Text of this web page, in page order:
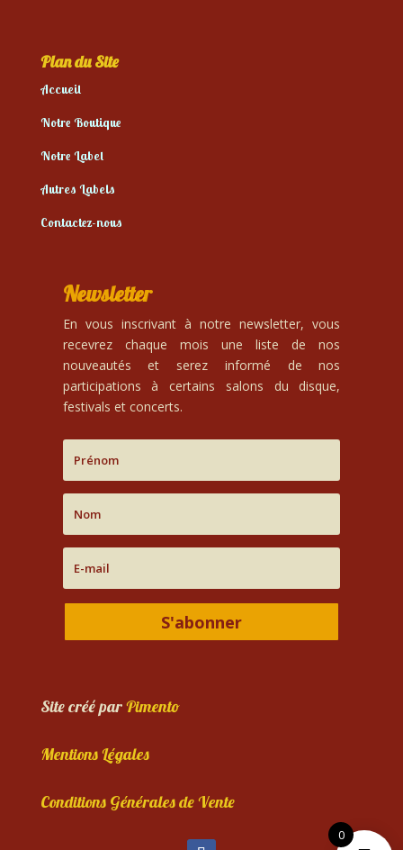
Plan du Site
Accueil
Notre Boutique
Notre Label
Autres Labels
Contactez-nous
Newsletter
En vous inscrivant à notre newsletter, vous
recevrez chaque mois une liste de nos
nouveautés et serez informé de nos
participations à certains salons du disque,
festivals et concerts.
S'abonner
Site créé parPimento
Mentions Légales
Conditions Générales de Vente
0